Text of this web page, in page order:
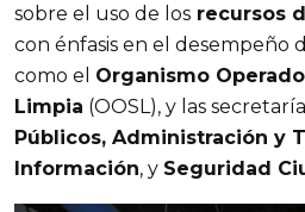
sobre el uso de los recursos
con énfasis en el desempeño
como el Organismo
Limpia (OOSL), y las
Públicos, Administración y
Información, y Seguridad